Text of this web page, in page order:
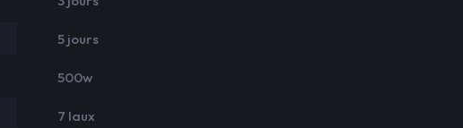
5 jours
500w
7 laux